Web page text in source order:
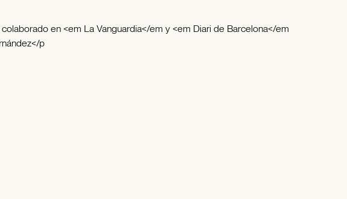
en <em La Vanguardia</em y <em Diari de Barcelona</em
p